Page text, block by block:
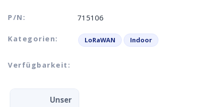
P/N: 715106
Kategorien: LoRaWAN Indoor
Verfügbarkeit:
Unser